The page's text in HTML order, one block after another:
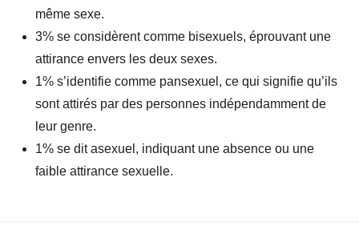
même sexe.
3% se considèrent comme bisexuels, éprouvant une
attirance envers les deux sexes.
1% s’identifie comme pansexuel, ce qui signifie qu’ils
sont attirés par des personnes indépendamment de
leur genre.
1% se dit asexuel, indiquant une absence ou une
faible attirance sexuelle.